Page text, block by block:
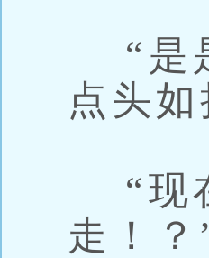
“是
点头如
“现
走！